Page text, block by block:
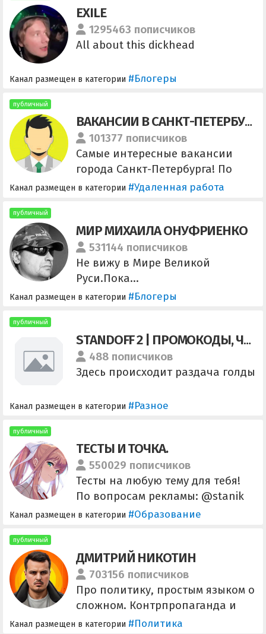
@nikylkaa
EXILE
1295463 пописчиков
All about this dickhead
Канал размещен в категории #Блогеры
публичный
ВАКАНСИИ В САНКТ-ПЕТЕРБУРГЕ
101377 пописчиков
Самые интересные вакансии
города Санкт-Петербурга! По
поводу размещения и остальным
Канал размещен в категории #Удаленная работа
публичный
МИР МИХАИЛА ОНУФРИЕНКО
531144 пописчиков
Не вижу в Мире Великой
Руси.Пока...
@TG_commercial_media_bot для
Канал размещен в категории #Блогеры
публичный
STANDOFF 2 | ПРОМОКОДЫ, ЧИТЫ
488 пописчиков
Здесь происходит раздача голды
Канал размещен в категории #Разное
публичный
ТЕСТЫ И ТОЧКА.
550029 пописчиков
Тесты на любую тему для тебя!
По вопросам рекламы: @stanik
Предложка и вопросы по
https://telega.in/c/test_dot
Рекламное агенство:
@Spiral_Miya
Канал размещен в категории #Образование
публичный
ДМИТРИЙ НИКОТИН
703156 пописчиков
Про политику, простым языком о
сложном. Контрпропаганда и
интерпретация новостей.
Канал размещен в категории #Политика